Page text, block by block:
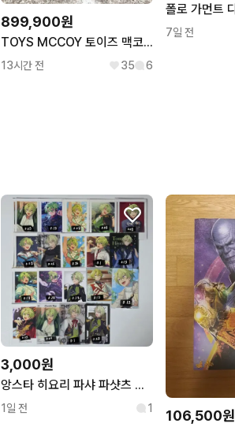
899,900원
TOYS MCCOY 토이즈 맥코이 BECK 7.5D 엔지니어 부츠
13시간 전 35 6
7일 전
3,000원
앙스타 히요리 파샤 파샷츠 폴라 포카 5 6탄 하코 클카 한스타 특전
1일 전 1 106,500원